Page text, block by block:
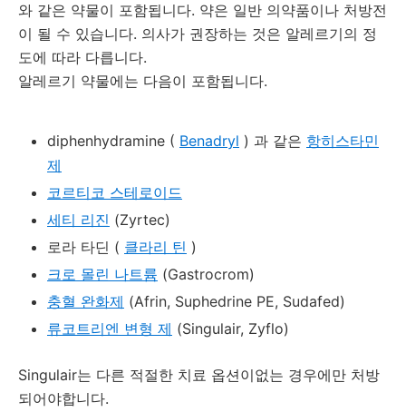
와 같은 약물이 포함됩니다. 약은 일반 의약품이나 처방전
이 될 수 있습니다. 의사가 권장하는 것은 알레르기의 정
도에 따라 다릅니다.
알레르기 약물에는 다음이 포함됩니다.
diphenhydramine ( Benadryl ) 과 같은 항히스타민
제
코르티코 스테로이드
세티 리진 (Zyrtec)
로라 타딘 ( 클라리 틴 )
크로 몰린 나트륨 (Gastrocrom)
충혈 완화제 (Afrin, Suphedrine PE, Sudafed)
류코트리엔 변형 제 (Singulair, Zyflo)
Singulair는 다른 적절한 치료 옵션이없는 경우에만 처방
되어야합니다.